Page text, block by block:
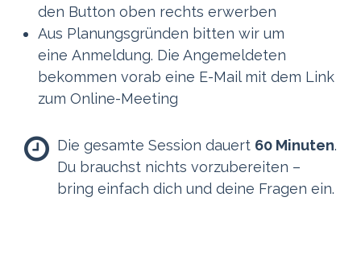
den Button oben rechts erwerben
Aus Planungsgründen bitten wir um
eine Anmeldung. Die Angemeldeten
bekommen vorab eine E-Mail mit dem Link
zum Online-Meeting
Die gesamte Session dauert 60 Minuten.
Du brauchst nichts vorzubereiten –
bring einfach dich und deine Fragen ein.